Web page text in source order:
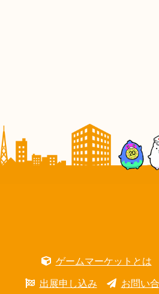
ゲームマーケットとは
出展申し込み お問い